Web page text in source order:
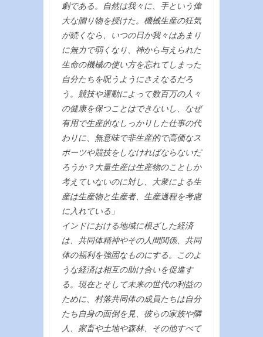
劇である。自然は我々に、手という偉
大な贈り物を授けた。機械生産の狂気
が続くなら、いつの日か我々はあまり
に無力で弱くなり、神から与えられた
生命の機械の使い方を忘れてしまった
自分たちを呪うようにさえなるだろ
う。競技や運動によって数百万の人々
の健康を保つことはできないし、なぜ
有用で生産的なしっかりした仕事の代
わりに、無意味で非生産的で高価なス
ポーツや競技をしなければならないだ
ろうか？大量生産は生産物のことしか
考えていないのに対し、大衆による生
産は生産物と生産者、生産過程を考慮
に入れている」
インドにおける地域に根ざした経済
は、共同体精神やその人間関係、共同
体の福利を強固なものにする。このよ
うな経済は相互の助け合いを促進す
る。現在とそして未来の世代の利益の
ために、村落共同体の成員たちは自分
たち自身の面倒を見、彼らの家族や隣
人、家畜や土地や森林、その他すべて